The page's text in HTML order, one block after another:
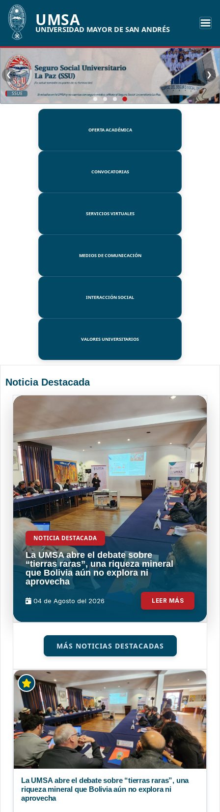
UMSA
UNIVERSIDAD MAYOR DE SAN ANDRÉS
SSUE
❮ ❯
OFERTA ACADÉMICA
CONVOCATORIAS
SERVICIOS VIRTUALES
MEDIOS DE COMUNICACIÓN
INTERACCIÓN SOCIAL
VALORES UNIVERSITARIOS
Noticia Destacada
NOTICIA DESTACADA
La UMSA abre el debate sobre
“tierras raras”, una riqueza mineral
que Bolivia aún no explora ni
aprovecha
04 de Agosto del 2026 LEER MÁS
MÁS NOTICIAS DESTACADAS
La UMSA abre el debate sobre “tierras raras”, una
riqueza mineral que Bolivia aún no explora ni
aprovecha